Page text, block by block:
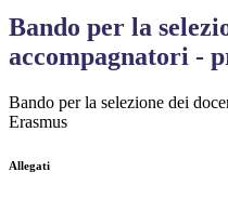
Bando per la
accompagnatori -
Bando per la selezione dei
Erasmus
Allegati